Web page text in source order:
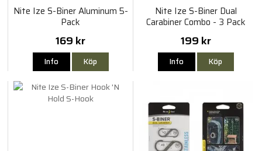
Nite Ize S-Biner Aluminum 5-
Pack
169 kr
Info Köp
Nite Ize S-Biner Dual
Carabiner Combo - 3 Pack
199 kr
Info Köp